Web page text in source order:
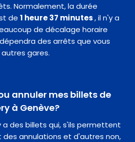
Normalement, la durée
de 1 heure 37 minutes, il n'y a
de décalage horaire
des arrêts que vous
gares.
annuler mes billets de
à Genève?
a des billets qui, s'ils permettent
annulations et d'autres non,